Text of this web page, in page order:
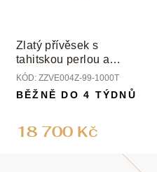
Zlatý přívěsek s
tahitskou perlou a
diamanty
KÓD: ZZVE004Z-99-1000T
18 700 Kč
BĚŽNĚ DO 4 TÝDNŮ